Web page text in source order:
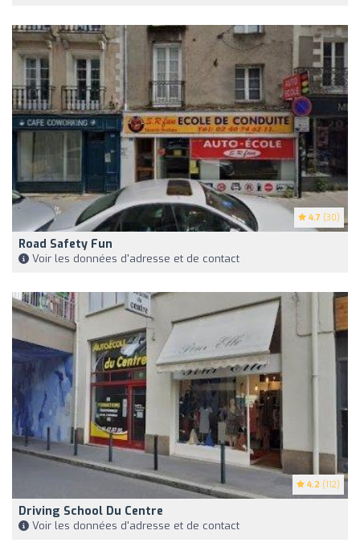
4.7 (30)
Road Safety Fun
Voir les données d'adresse et de contact
4.2 (112)
Driving School Du Centre
Voir les données d'adresse et de contact